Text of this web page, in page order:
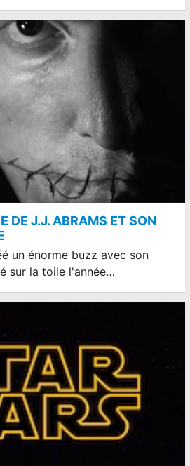
DE J.J. ABRAMS ET SON
un énorme buzz avec son
sur la toile l'année…